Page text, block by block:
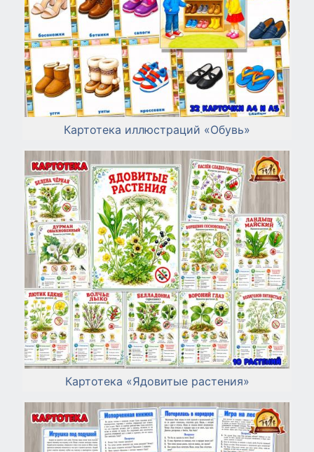
Картотека иллюстраций «Обувь»
Картотека «Ядовитые растения»